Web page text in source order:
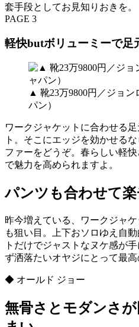
套手段としてお見知りおきを。
PAGE 3
軽快butボリューミーで足
▲ 靴23万9800円／ジョン
パン）
ワークジャケットに合わせる
ト。そこにエッジを効かせる
ファーをどうぞ。春らしい軽
で魅力を高められますよ。
パンツも合わせて
昨今増えている、ワークジャ
も狙い目。上下おソロゆえ自
トだけでジャストなヌケ感が
ず洒落たいオヤジにとって最高
◆ オールド ジョー
無骨さとモダンさ